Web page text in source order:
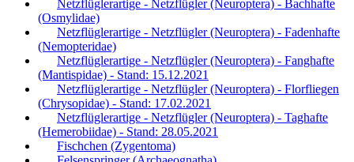
Netzflüglerartige - Netzflügler (Neuroptera) - Bachhafte
(Osmylidae)
Netzflüglerartige - Netzflügler (Neuroptera) - Fadenhafte
(Nemopteridae)
Netzflüglerartige - Netzflügler (Neuroptera) - Fanghafte
(Mantispidae) - Stand: 15.12.2021
Netzflüglerartige - Netzflügler (Neuroptera) - Florfliegen
(Chrysopidae) - Stand: 17.02.2021
Netzflüglerartige - Netzflügler (Neuroptera) - Taghafte
(Hemerobiidae) - Stand: 28.05.2021
Fischchen (Zygentoma)